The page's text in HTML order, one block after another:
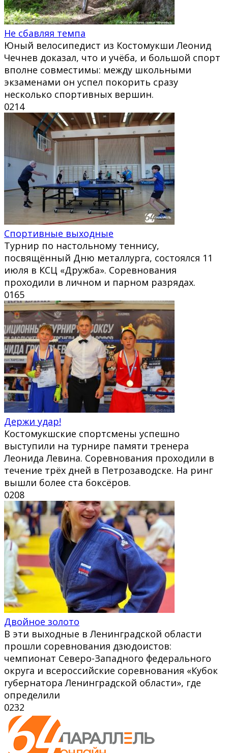
Не сбавляя темпа
Юный велосипедист из Костомукши Леонид
Чечнев доказал, что и учёба, и большой спорт
вполне совместимы: между школьными
экзаменами он успел покорить сразу
несколько спортивных вершин.
0214
Спортивные выходные
Турнир по настольному теннису,
посвящённый Дню металлурга, состоялся 11
июля в КСЦ «Дружба». Соревнования
проходили в личном и парном разрядах.
0165
Держи удар!
Костомукшские спортсмены успешно
выступили на турнире памяти тренера
Леонида Левина. Соревнования проходили в
течение трёх дней в Петрозаводске. На ринг
вышли более ста боксёров.
0208
Двойное золото
В эти выходные в Ленинградской области
прошли соревнования дзюдоистов:
чемпионат Северо-Западного федерального
округа и всероссийские соревнования «Кубок
губернатора Ленинградской области», где
определили
0232